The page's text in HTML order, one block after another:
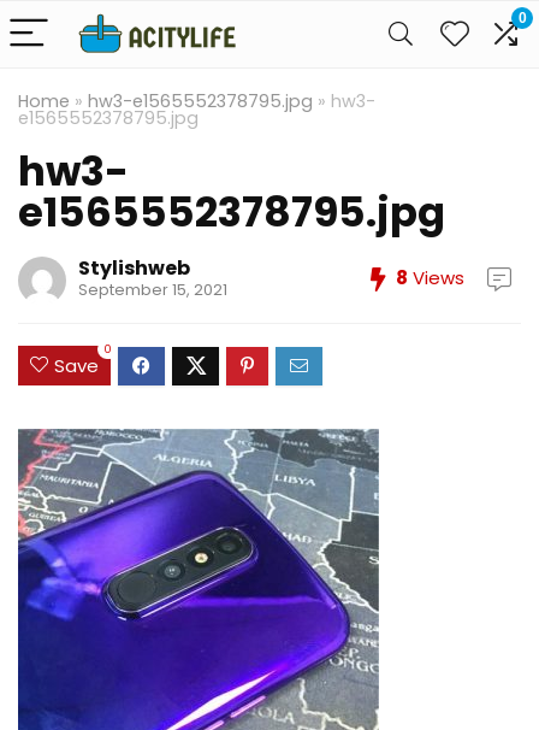
0
Home » hw3-e1565552378795.jpg » hw3-
e1565552378795.jpg
hw3-
e1565552378795.jpg
Stylishweb
September 15, 2021 8 Views
Save
0